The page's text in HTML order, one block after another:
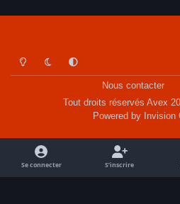
Light ModeDark ModeSystem Preference
Nous contacter
Tout droits réservés Avex
Powered by Invision
Se connecter S’inscrire